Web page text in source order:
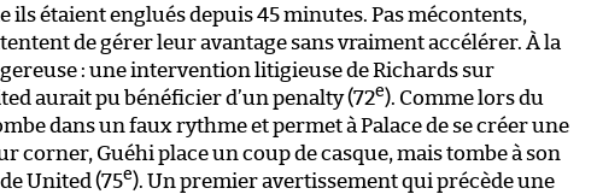
ils étaient englués depuis 45 minutes. Pas mécontents,
de gérer leur avantage sans vraiment accélérer. À la
: une intervention litigieuse de Richards sur
aurait pu bénéficier d’un penalty (72e). Comme lors du
dans un faux rythme et permet à Palace de se créer une
corner, Guéhi place un coup de casque, mais tombe à son
United (75e). Un premier avertissement qui précède une